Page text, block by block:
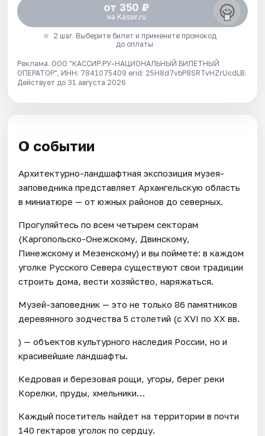
от 350 ₽
на Kassir.ru
2 шаг. Выберите билет и примените промокод
до оплаты
Реклама. ООО "КАССИР.РУ-НАЦИОНАЛЬНЫЙ БИЛЕТНЫЙ
ОПЕРАТОР", ИНН: 7841075409 erid: 25H8d7vbP8SRTvHZrUcdLB.
Действует до 31 августа 2026
О событии
Архитектурно-ландшафтная экспозиция музея-
заповедника представляет Архангельскую область
в миниатюре — от южных районов до северных.
Прогуляйтесь по всем четырем секторам
(Каргопольско-Онежскому, Двинскому,
Пинежскому и Мезенскому) и вы поймете: в каждом
уголке Русского Севера существуют свои традиции
строить дома, вести хозяйство, наряжаться.
Музей-заповедник — это не только 86 памятников
деревянного зодчества 5 столетий (с XVI по ХХ вв.
) — объектов культурного наследия России, но и
красивейшие ландшафты.
Кедровая и березовая рощи, угоры, берег реки
Корелки, пруды, хмельники…
Каждый посетитель найдет на территории в почти
140 гектаров уголок по сердцу.